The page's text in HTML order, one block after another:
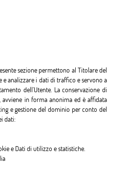
sezione permettono al Titolare del
analizzare i dati di traffico e servono a
dell’Utente. La conservazione di
avviene in forma anonima ed è affidata
e gestione del dominio per conto del
dati:
e Dati di utilizzo e statistiche.